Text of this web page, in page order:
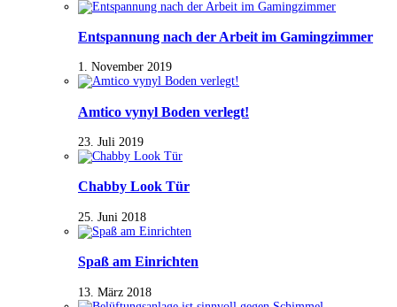
Entspannung nach der Arbeit im Gamingzimmer
1. November 2019
Amtico vynyl Boden verlegt!
23. Juli 2019
Chabby Look Tür
25. Juni 2018
Spaß am Einrichten
13. März 2018